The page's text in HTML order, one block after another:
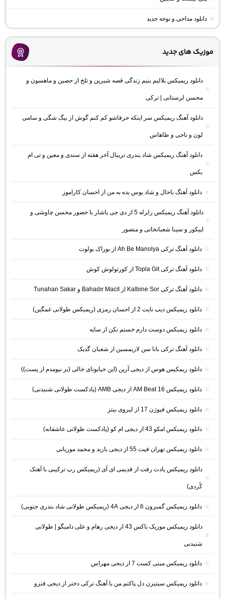
دانلود مداحی و نوحه جدید
موزیک های جدید
دانلود ریمیکس بلالیم بنیم زندگی قصه شیرین و تلخ از حصین و ماهسون و
محسن لرستانی | ترکی
دانلود آهنگ ریمیکس سر اینکه حرفاشو کم کنم گوش از بیگ شگی و سامی
لون و ناجی و طاهاس
دانلود آهنگ ریمیکس شاد بندری تریبال آخر هفته از سندی و معین و تی ام
بکس
دانلود آهنگ باحال و شاد بوس بده به من از احسان کاراموز
دانلود آهنگ ریمیکس زلزله 5 از دی جی یاشار با حضور محسن چاوشی و
اپیکور و سینا شعبانخانی و منصور
دانلود آهنگ ترکی Ah Be Manolya از بوراک بولوت
دانلود آهنگ ترکی Topla Git از کورتولوش کوش
دانلود آهنگ ترکی Kalbine Sor از Bahadır Macit و Tunahan Sakar
دانلود ریمیکس دیپ نایت 2 از احسان رمزی (ریمیکس طولانی غمگین)
دانلود ریمیکس دوست دارم خستم نکن از سایه
دانلود آهنگ ترکی بانا سن لازیمسین از شعبان گدیک
دانلود ریمکیس هوس از دیجی آرین (این خیابونای خالی (بر نیومدم از پست))
دانلود ریمیکس AM Beat 16 از دیجی AMB (پادکست طولانی شنیدنی)
دانلود ریمیکس فیوژن 17 از لیروی بیتز
دانلود ریمیکس امکو 43 از دیجی ام کو (پادکست طولانی عاشقانه)
دانلود ریمیکس تهران فیت 55 از دیجی باربد و محمد موریانی
دانلود ریمیکس یادت رفت از قدیمی ای آی (ریمیکس رپ ترکیبی با آهنک
کُردی)
دانلود ریمیکس گمبرون 6 از دیجی 4A (ریمیکس طولانی شاد بندری جنوبی)
دانلود ریمیکس موزیک باکس 43 از دیجی رهام و علی دامیگو | طولانی
شنیدنی
دانلود ریمیکس مینی کست 7 از دیجی مهراس
دانلود ریمیکس سیتیزن دل پاکتم من با آهنگ ترکی دختر از دیجی فنزو